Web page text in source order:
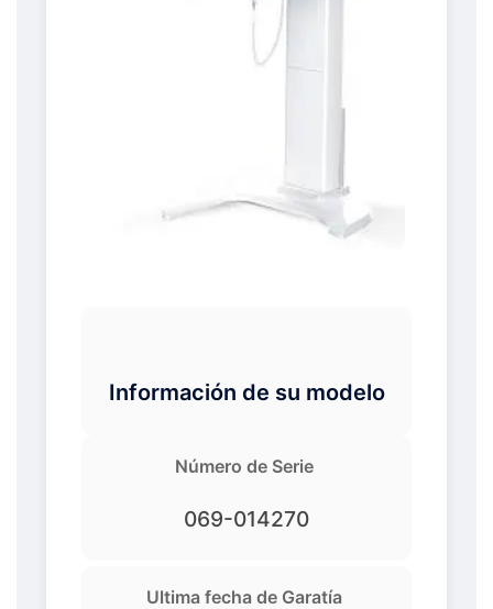
Información de su modelo
Número de Serie
069-014270
Ultima fecha de Garatía